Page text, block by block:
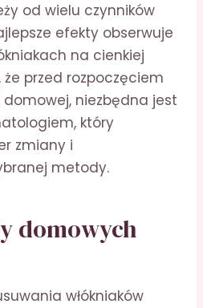
od wielu czynników
efekty obserwuje
na cienkiej
że przed rozpoczęciem
domowej, niezbędna jest
który
zmiany i
metody.
domowych
włókniaków